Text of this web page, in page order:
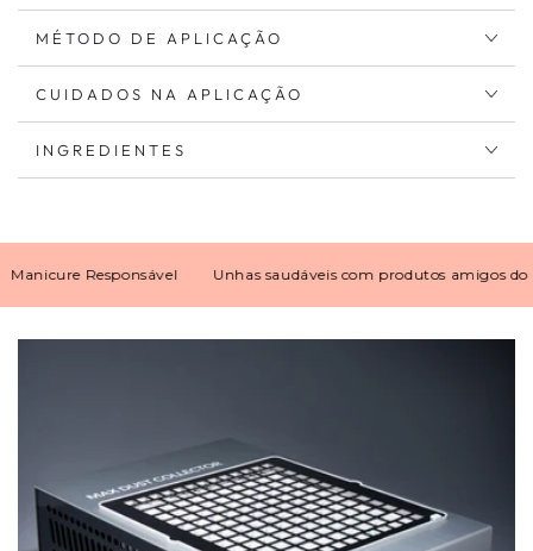
MÉTODO DE APLICAÇÃO
CUIDADOS NA APLICAÇÃO
INGREDIENTES
Responsável Unhas saudáveis com produtos amigos do